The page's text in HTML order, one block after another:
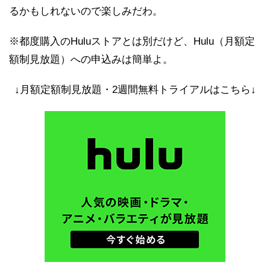
るかもしれないので楽しみだわ。
※都度購入のHuluストアとは別だけど、Hulu（月額定
額制見放題）への申込みは簡単よ。
↓月額定額制見放題・2週間無料トライアルはこちら↓